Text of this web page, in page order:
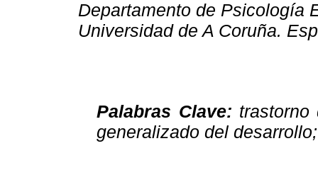
Departamento de Psicología
Universidad de A Coruña.
Palabras Clave: trastorno
generalizado del